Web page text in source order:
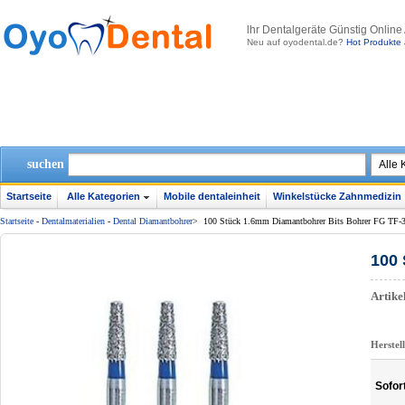
lhr Dentalgeräte Günstig
Neu auf oyodental.de? Hot Produkte
suchen
Startseite Alle Kategorien Mobile dentaleinheit Winkelstücke Zahnmedizin
Startseite - Dentalmaterialien - Dental Diamantbohrer> 100 Stück 1.6mm Diamantbohrer Bits Bohrer FG TF-
100